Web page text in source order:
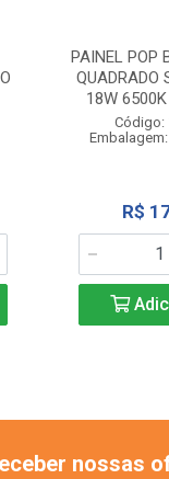
PAINEL POP
QUADRADO
18W
Código:
R$
nossas